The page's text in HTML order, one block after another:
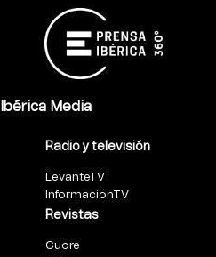
Media
Radio y televisión
LevanteTV
InformacionTV
Revistas
Cuore